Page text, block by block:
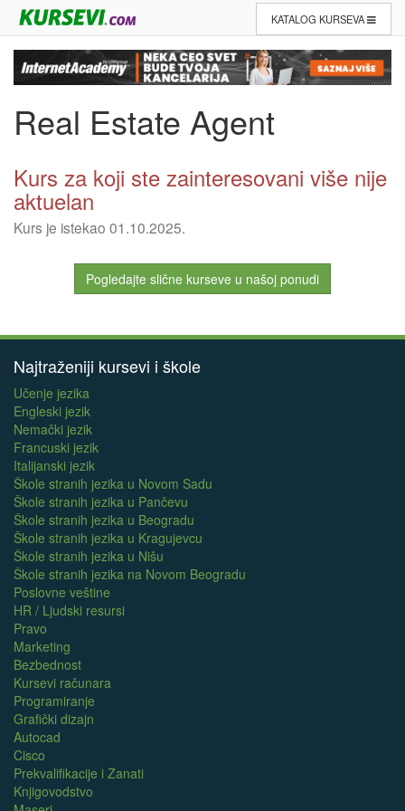
KATALOG KURSEVA
Real Estate Agent
Kurs za koji ste zainteresovani više nije
aktuelan
Kurs je istekao 01.10.2025.
Pogledajte slične kurseve u našoj ponudi
Najtraženiji kursevi i škole
Učenje jezika
Engleski jezik
Nemački jezik
Francuski jezik
Italijanski jezik
Škole stranih jezika u Novom Sadu
Škole stranih jezika u Pančevu
Škole stranih jezika u Beogradu
Škole stranih jezika u Kragujevcu
Škole stranih jezika u Nišu
Škole stranih jezika na Novom Beogradu
Poslovne veštine
HR / Ljudski resursi
Pravo
Marketing
Bezbednost
Kursevi računara
Programiranje
Grafički dizajn
Autocad
Cisco
Prekvalifikacije i Zanati
Knjigovodstvo